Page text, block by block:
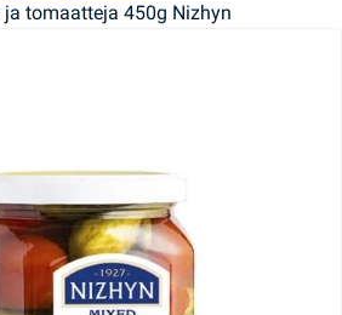
tomaatteja 450g Nizhyn